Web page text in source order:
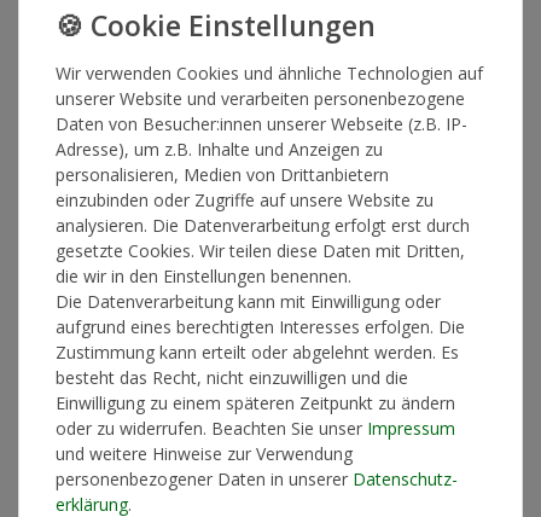
Pflegehinweis: Maschinenwäsche linksrum 30°
100% Baumwolle
Artikelnummer16006
GRÖSSE
34,90 €*
Lieferzeit 1-3 Werktage
In den Warenkorb
Wir verwenden Cookies und ähnliche Technologien auf
unserer Website und verarbeiten personenbezogene
Daten von Besucher:innen unserer Webseite (z.B. IP-
Adresse), um z.B. Inhalte und Anzeigen zu
personalisieren, Medien von Drittanbietern
einzubinden oder Zugriffe auf unsere Website zu
analysieren. Die Datenverarbeitung erfolgt erst durch
gesetzte Cookies. Wir teilen diese Daten mit Dritten,
die wir in den Einstellungen benennen.
Die Datenverarbeitung kann mit Einwilligung oder
aufgrund eines berechtigten Interesses erfolgen. Die
Zustimmung kann erteilt oder abgelehnt werden. Es
besteht das Recht, nicht einzuwilligen und die
Einwilligung zu einem späteren Zeitpunkt zu ändern
oder zu widerrufen. Beachten Sie unser Impressum
und weitere Hinweise zur Verwendung
personenbezogener Daten in unserer Daten­schutz­
erklärung.